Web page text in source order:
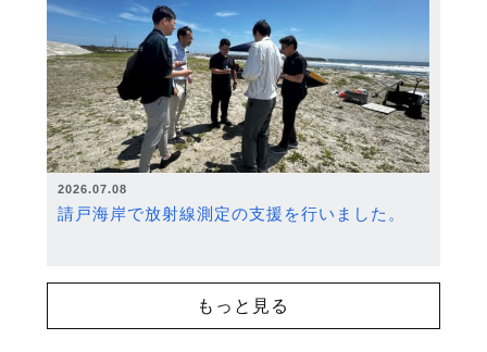
2026.07.08
請戸海岸で放射線測定の支援を行いました。
もっと見る